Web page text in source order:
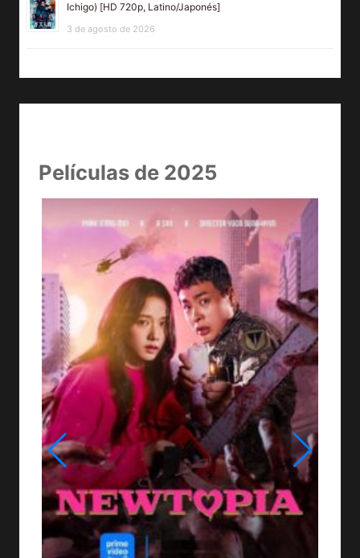
Ichigo) [HD 720p, Latino/Japonés]
3 de agosto de 2026
Películas de 2025